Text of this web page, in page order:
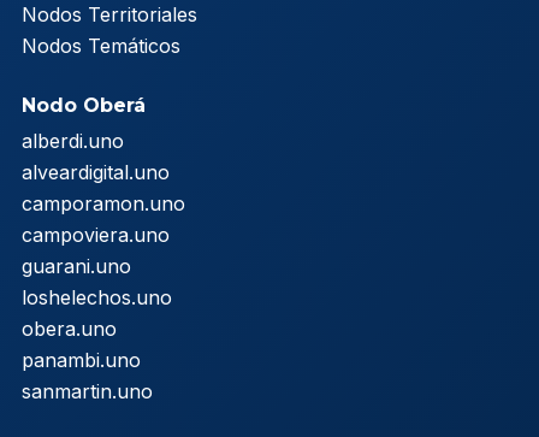
Nodos Territoriales
Nodos Temáticos
Nodo Oberá
alberdi.uno
alveardigital.uno
camporamon.uno
campoviera.uno
guarani.uno
loshelechos.uno
obera.uno
panambi.uno
sanmartin.uno